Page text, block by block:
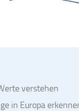
verstehen
in Europa